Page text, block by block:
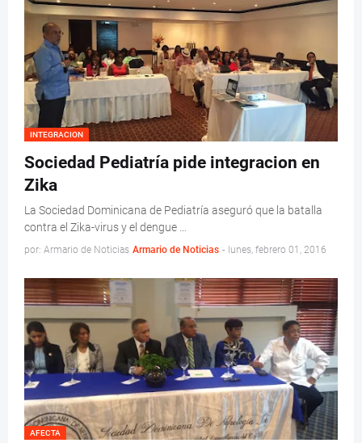
INTEGRACION
Sociedad Pediatría pide integracion en
Zika
La Sociedad Dominicana de Pediatría aseguró que la batalla
contra el Zika-virus y el dengue …
por: Armario de Noticias Armario de Noticias - lunes, febrero 01, 2016
AFECTA